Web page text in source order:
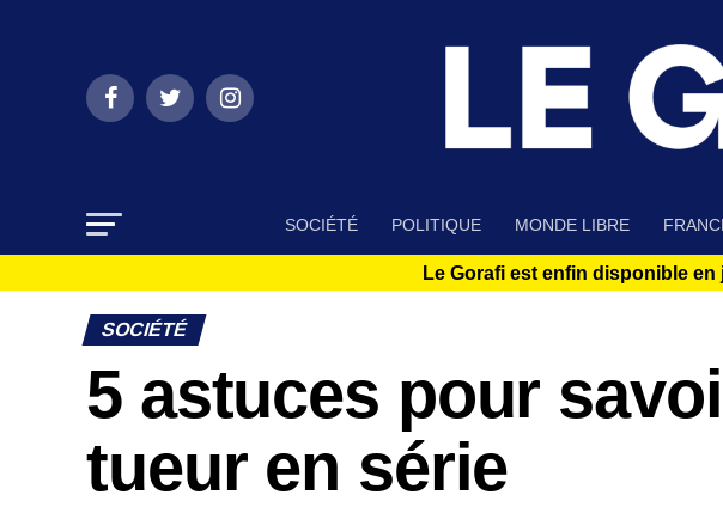
SOCIÉTÉ POLITIQUE MONDE LIBRE
Le Gorafi est enfin disponible en
SOCIÉTÉ
5 astuces pour
tueur en série